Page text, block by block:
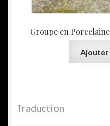
Groupe en
Ajouter
Traduction